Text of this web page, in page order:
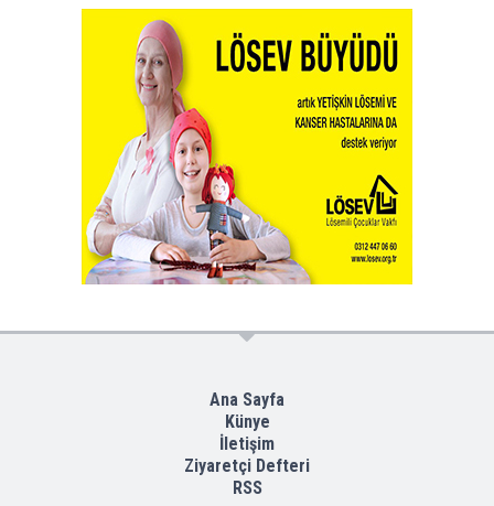
Ana Sayfa
Künye
İletişim
Ziyaretçi Defteri
RSS